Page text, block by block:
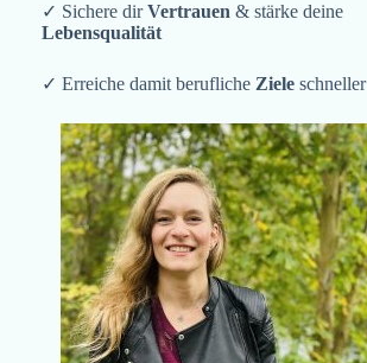
✓ Sichere dirVertrauen & stärke deine
Lebensqualität
✓ Erreiche damit berufliche Ziele schneller